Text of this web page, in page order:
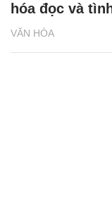
VĂN HÓA
hóa đọc và